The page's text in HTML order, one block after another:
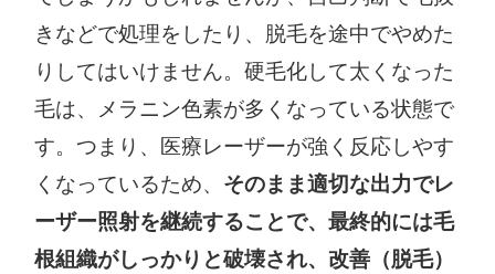
きなどで処理をしたり、脱毛を途中でやめた
りしてはいけません。硬毛化して太くなった
毛は、メラニン色素が多くなっている状態で
す。つまり、医療レーザーが強く反応しやす
くなっているため、 そのまま適切な出力でレ
ーザー照射を継続することで、最終的には毛
根組織がしっかりと破壊され、改善（脱毛）